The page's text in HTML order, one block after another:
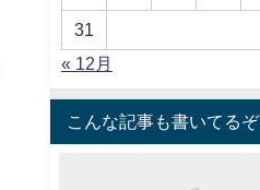
31
« 12月
こんな記事も書いてるぞ